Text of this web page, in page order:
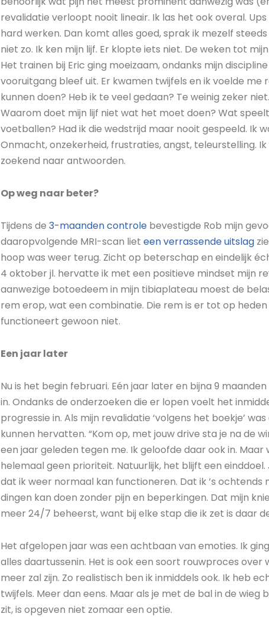
revalidatie verloopt nooit lineair. Ik las het ook overal.
hard werken. Dan komt alles goed, sprak ik mezelf
niet zo. Ik ken mijn lijf. Er klopte iets niet. De weken tot
Het trainen bij Eric ging moeizaam, ondanks mijn
vooruitgang bleef uit. Er kwamen twijfels en ik voelde me
kunnen doen? Heb ik te veel gedaan? Te weinig zeker
Waarom doet mijn lijf niet wat het moet doen? Wat
voetballen? Had ik die wedstrijd maar nooit gespeeld. Ik
Onmacht, onzekerheid, frustraties, angst, teleurstelling.
zoekend naar antwoorden.
Op weg naar beter?
Tijdens de 3-maanden controle bevestigde Rob mijn
daaropvolgende MRI-scan liet een verrassende uitslag
hoop was weer terug. Zicht op beterschap en eindelijk
4 oktober jl. hervatte ik met een positieve mindset mijn
aanwezige botoedeem in mijn tibiaplateau moest de
rem erop, wat een combinatie. Die rem is er tot op
functioneert gewoon niet.
Een jaar later
Nu is het begin februari. Eén jaar later en bijna 9
in. Ondanks de onderzoeken die er lopen voelt het
progressie in. Als mijn revalidatie ‘volgens het boekje’
kunnen hervatten. “Kom op, met jouw drive sta je na de
een jaar geleden tegen me. Ik geloofde daar ook in.
helemaal geen prioriteit. Natuurlijk, het blijft een
dat ik weer normaal kan functioneren. Dat ik ’s ochtends
dingen kan doen zonder pijn en beperkingen. Dat mijn
meer 24/7 beheerst, want bij elke stap die ik zet is daar
Het afgelopen jaar was een achtbaan van emoties. Ik
alles daartussenin. Het is ook een soort rouwproces
meer zal zijn. Zo realistisch ben ik inmiddels ook. Ik heb
twijfels. Meer dan eens. Maar als je met de bal in de
zit, is opgeven niet zomaar een optie.